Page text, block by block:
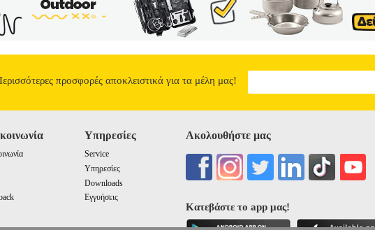
και 20 m², αφού επιτρέπει την ομοιόμορφη θέρμανσή τους, διατηρώντας τη
που επιτρέπει την ομοιόμορφη κατανομή της θερμότητας, διατηρώντας τη
άψογα στις εκάστοτε συνθήκες. - Ρυθμιζόμενος θερμοστάτης για τον
ΣΟΜΠΑ ΠΥΡΑΜΙΔΑ ΥΓΡΑΕΡΙΟΥ ΕΞΩΤΕΡΙΚΟΥ ΧΩΡΟΥ
549.90
προσφορές αποκλειστικά για τα μέλη μας!
Υπηρεσίες
Service
Υπηρεσίες
Downloads
Εγγυήσεις
Ακολουθήστε μας
Κατεβάστε το app μας!